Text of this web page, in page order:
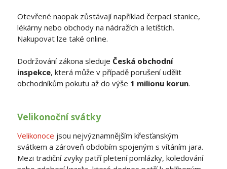
Otevřené naopak zůstávají například čerpací stanice,
lékárny nebo obchody na nádražích a letištích.
Nakupovat lze také online.
Dodržování zákona sleduje Česká obchodní
inspekce, která může v případě porušení udělit
obchodníkům pokutu až do výše 1 milionu korun.
Velikonoční svátky
Velikonoce jsou nejvýznamnějším křesťanským
svátkem a zároveň obdobím spojeným s vítáním jara.
Mezi tradiční zvyky patří pletení pomlázky, koledování